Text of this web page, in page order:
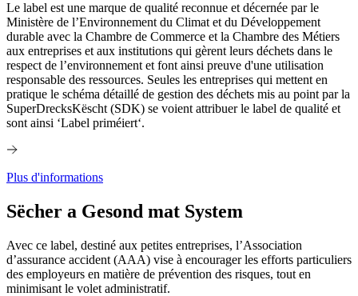
Le label est une marque de qualité reconnue et décernée par le
Ministère de l’Environnement du Climat et du Développement
durable avec la Chambre de Commerce et la Chambre des Métiers
aux entreprises et aux institutions qui gèrent leurs déchets dans le
respect de l’environnement et font ainsi preuve d'une utilisation
responsable des ressources. Seules les entreprises qui mettent en
pratique le schéma détaillé de gestion des déchets mis au point par la
SuperDrecksKëscht (SDK) se voient attribuer le label de qualité et
sont ainsi ‘Label priméiert‘.
Plus d'informations
Sëcher a Gesond mat System
Avec ce label, destiné aux petites entreprises, l’Association
d’assurance accident (AAA) vise à encourager les efforts particuliers
des employeurs en matière de prévention des risques, tout en
minimisant le volet administratif.